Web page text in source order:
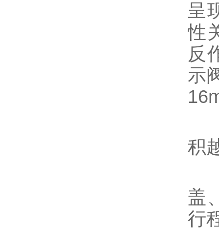
呈
性
反
示
积
盖
行